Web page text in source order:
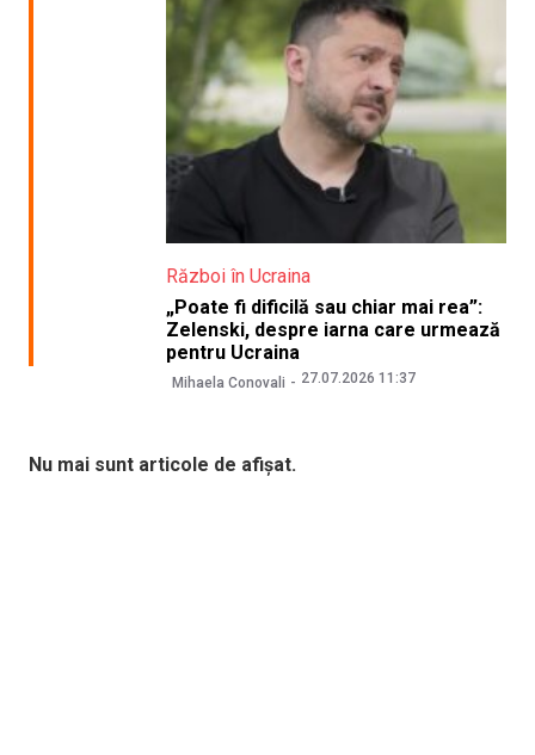
Război în Ucraina
„Poate fi dificilă sau chiar mai rea”:
Zelenski, despre iarna care urmează
pentru Ucraina
Mihaela Conovali 27.07.2026 11:37
Nu mai sunt articole de afișat.